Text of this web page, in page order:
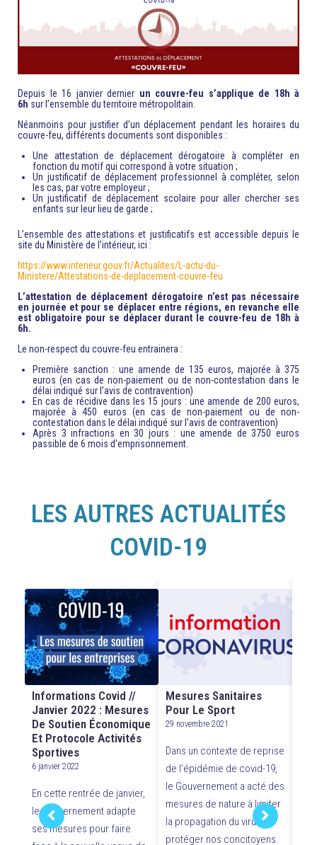
Depuis le 16 janvier dernier un couvre-feu s’applique de 18h à
6h sur l’ensemble du territoire métropolitain.
Néanmoins pour justifier d’un déplacement pendant les horaires du
couvre-feu, différents documents sont disponibles :
Une attestation de déplacement dérogatoire à compléter en
fonction du motif qui correspond à votre situation ;
Un justificatif de déplacement professionnel à compléter, selon
les cas, par votre employeur ;
Un justificatif de déplacement scolaire pour aller chercher ses
enfants sur leur lieu de garde ;
L’ensemble des attestations et justificatifs est accessible depuis le
site du Ministère de l’intérieur, ici :
https://www.interieur.gouv.fr/Actualites/L-actu-du-
Ministere/Attestations-de-deplacement-couvre-feu
L’attestation de déplacement dérogatoire n’est pas nécessaire
en journée et pour se déplacer entre régions, en revanche elle
est obligatoire pour se déplacer durant le couvre-feu de 18h à
6h.
Le non-respect du couvre-feu entrainera :
Première sanction : une amende de 135 euros, majorée à 375
euros (en cas de non-paiement ou de non-contestation dans le
délai indiqué sur l’avis de contravention)
En cas de récidive dans les 15 jours : une amende de 200 euros,
majorée à 450 euros (en cas de non-paiement ou de non-
contestation dans le délai indiqué sur l’avis de contravention)
Après 3 infractions en 30 jours : une amende de 3750 euros
passible de 6 mois d’emprisonnement.
LES AUTRES ACTUALITÉS
COVID-19
Informations Covid //
Janvier 2022 : Mesures
De Soutien Économique
Et Protocole Activités
Sportives
6 janvier 2022
En cette rentrée de janvier,
le Gouvernement adapte
ses mesures pour faire
Mesures Sanitaires
Pour Le Sport
29 novembre 2021
Dans un contexte de reprise
de l’épidémie de covid-19,
le Gouvernement a acté des
mesures de nature à limiter
la propagation du virus et
protéger nos concitoyens.